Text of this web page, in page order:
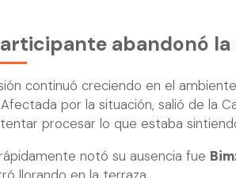
abandonó la
continuó creciendo en el
por la situación, salió de la
procesar lo que estaba
notó su ausencia fue